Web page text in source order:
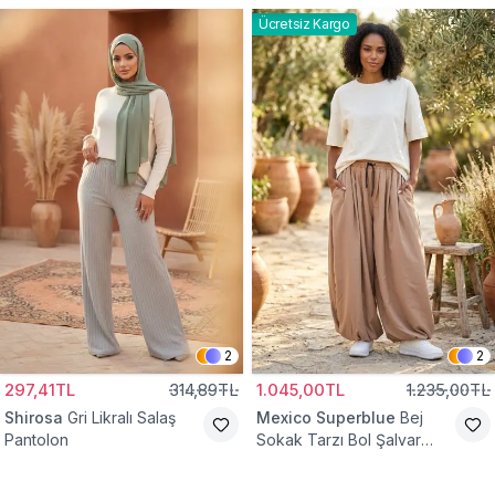
2
297,41TL 314,89TL
Shirosa Gri Likralı Salaş
Pantolon
Ücretsiz Kargo
2
1.045,00TL 1.235,00TL
Mexico Superblue Bej
Sokak Tarzı Bol Şalvar